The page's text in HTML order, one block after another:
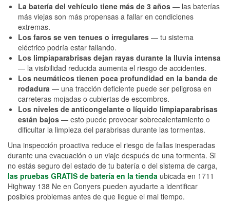
La batería del vehículo tiene más de 3 años — las baterías
más viejas son más propensas a fallar en condiciones
extremas.
Los faros se ven tenues o irregulares — tu sistema
eléctrico podría estar fallando.
Los limpiaparabrisas dejan rayas durante la lluvia intensa
— la visibilidad reducida aumenta el riesgo de accidentes.
Los neumáticos tienen poca profundidad en la banda de
rodadura — una tracción deficiente puede ser peligrosa en
carreteras mojadas o cubiertas de escombros.
Los niveles de anticongelante o líquido limpiaparabrisas
están bajos — esto puede provocar sobrecalentamiento o
dificultar la limpieza del parabrisas durante las tormentas.
Una inspección proactiva reduce el riesgo de fallas inesperadas
durante una evacuación o un viaje después de una tormenta. Si
no estás seguro del estado de tu batería o del sistema de carga,
las pruebas GRATIS de batería en la tienda ubicada en 1711
Highway 138 Ne en Conyers pueden ayudarte a identificar
posibles problemas antes de que llegue el mal tiempo.